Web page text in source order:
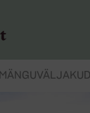
MÄNGUVÄLJAKUD